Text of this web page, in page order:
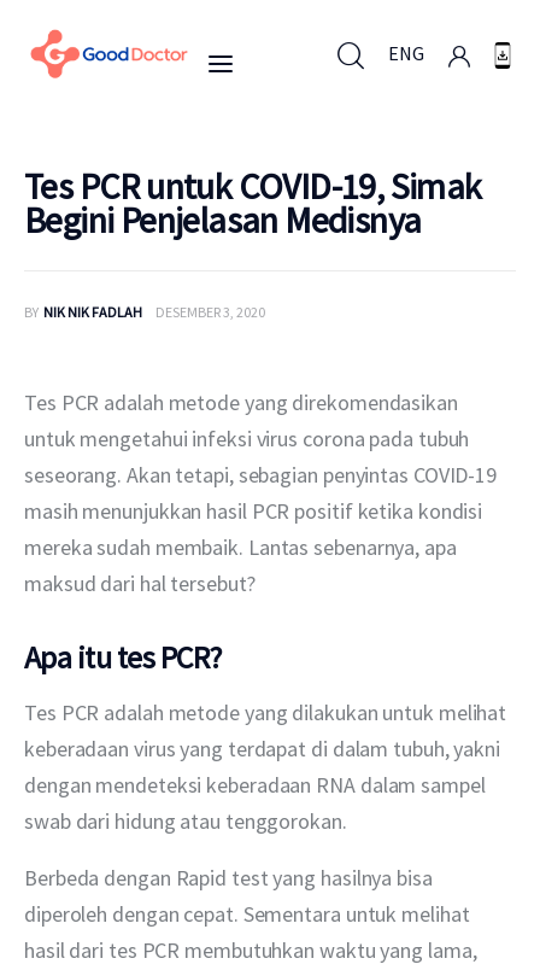
ENG
ENG
Mengapa Good Doctor
Berita
Layanan
Tes PCR untuk COVID-19, Simak
Begini Penjelasan Medisnya
BY NIK NIK FADLAH DESEMBER 3, 2020
Tes PCR adalah metode yang direkomendasikan
untuk mengetahui infeksi virus corona pada tubuh
seseorang. Akan tetapi, sebagian penyintas COVID-19
masih menunjukkan hasil PCR positif ketika kondisi
mereka sudah membaik. Lantas sebenarnya, apa
maksud dari hal tersebut?
Apa itu tes PCR?
Tes PCR adalah metode yang dilakukan untuk melihat
keberadaan virus yang terdapat di dalam tubuh, yakni
dengan mendeteksi keberadaan RNA dalam sampel
swab dari hidung atau tenggorokan.
Berbeda dengan Rapid test yang hasilnya bisa
diperoleh dengan cepat. Sementara untuk melihat
hasil dari tes PCR membutuhkan waktu yang lama,